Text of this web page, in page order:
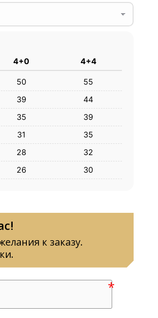
4+0 4+4
50
55
39
44
35
39
31
35
28
32
26 30
к заказу.